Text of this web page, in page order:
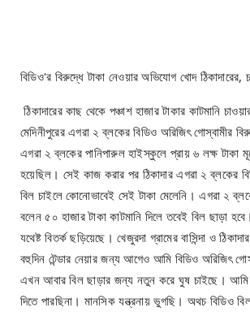
বিডিও'র বিরুদ্ধে টাকা নেওয়ার অভিযোগ খোদ ঠিকাদারের,
ঠিকাদারের কাছ থেকে পঞ্চাশ হাজার টাকার কাটমানি
মেদিনীপুরের এগরা ২ ব্লকের বিডিও অরিজিৎ গোস্বামীর
এগরা ২ ব্লকের পানিপারুল হাইস্কুলে প্রায় ৬ লক্ষ টাকা
হয়েছিল। সেই কাজ করার পর ঠিকাদার এগরা ২ ব্লকের
বিল চাইলে কোনোভাবেই সেই টাকা মেলেনি। এগরা ২
বলেন ৫০ হাজার টাকা কাটমানি দিলে তবেই বিল ছাড়া
যথেষ্ট বিতর্ক ছড়িয়েছে। খেজুরদা গ্রামের বাসিন্দা ও
বহুদিন টেন্ডার নেয়ার জন্য আগেও আমি বিডিও অরিজিৎ
এখন আবার বিল ছাড়ার জন্য নতুন করে ঘুষ চাইছে। আমি
দিতে পারছিনা। মানসিক যন্ত্রনায় ভুগছি। অথচ বিডিও